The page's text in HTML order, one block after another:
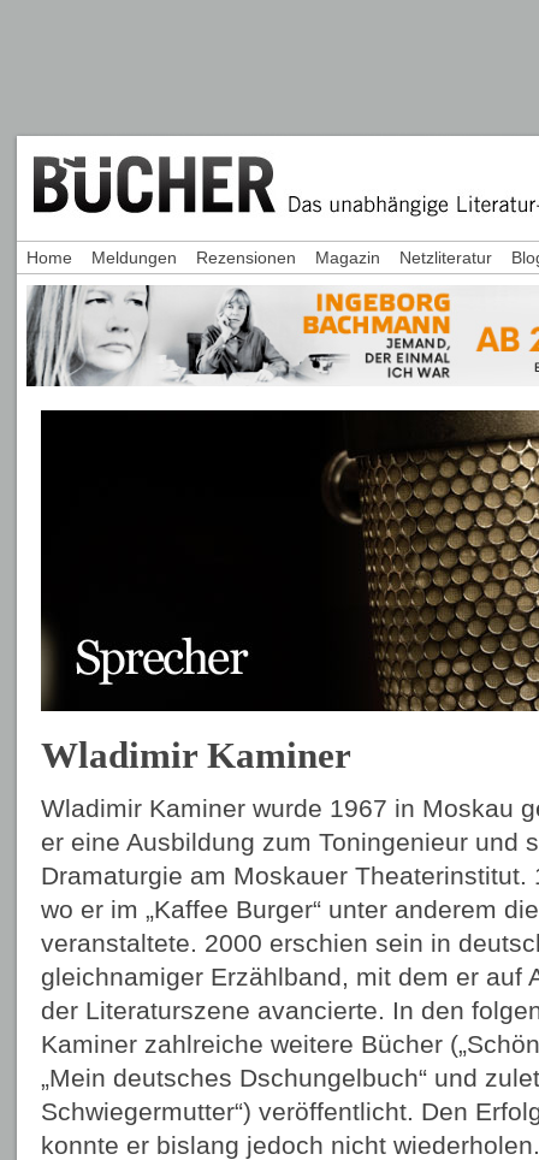
Wladimir Kaminer
Wladimir Kaminer wurde 1967 in Moskau
er eine Ausbildung zum Toningenieur und
Dramaturgie am Moskauer
wo er im „Kaffee Burger“ unter anderem
veranstaltete. 2000 erschien sein in
gleichnamiger Erzählband, mit dem er auf
der Literaturszene avancierte. In den
Kaminer zahlreiche weitere Bücher
„Mein deutsches Dschungelbuch“ und
Schwiegermutter“) veröffentlicht. Den
konnte er bislang jedoch nicht
Home Meldungen Rezensionen Magazin Netzliteratur